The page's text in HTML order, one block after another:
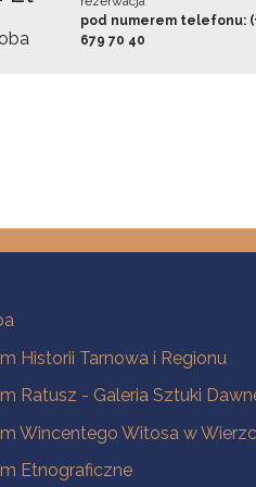
pod numerem telefonu:
679 70 40
Historii Tarnowa i Regionu
Ratusz - Galeria Sztuki
Wincentego Witosa w
Etnograficzne